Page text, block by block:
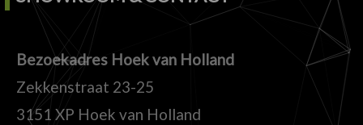
Bezoekadres Hoek van Holland
Zekkenstraat 23-25
3151 XP Hoek van Holland